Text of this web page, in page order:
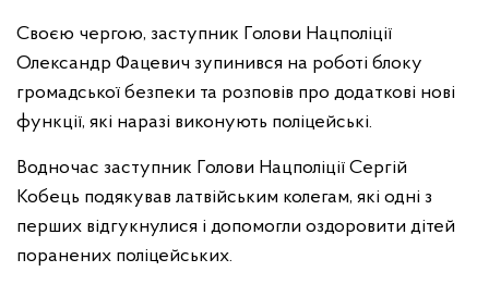
Своєю чергою, заступник Голови Нацполіції
Олександр Фацевич зупинився на роботі блоку
громадської безпеки та розповів про додаткові нові
функції, які наразі виконують поліцейські.
Водночас заступник Голови Нацполіції Сергій
Кобець подякував латвійським колегам, які одні з
перших відгукнулися і допомогли оздоровити дітей
поранених поліцейських.